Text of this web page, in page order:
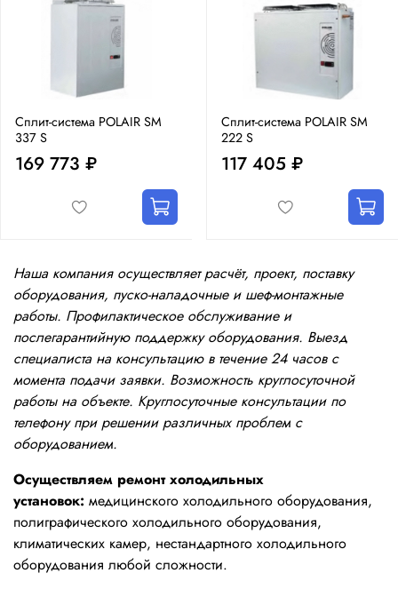
Сплит-система POLAIR SM
337 S
169 773 ₽
Сплит-система POLAIR SM
222 S
117 405 ₽
Наша компания осуществляет расчёт, проект, поставку
оборудования, пуско-наладочные и шеф-монтажные
работы. Профилактическое обслуживание и
послегарантийную поддержку оборудования. Выезд
специалиста на консультацию в течение 24 часов с
момента подачи заявки. Возможность круглосуточной
работы на объекте. Круглосуточные консультации по
телефону при решении различных проблем с
оборудованием.
Осуществляем ремонт холодильных
установок: медицинского холодильного оборудования,
полиграфического холодильного оборудования,
климатических камер, нестандартного холодильного
оборудования любой сложности.